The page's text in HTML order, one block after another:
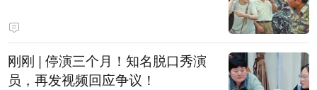
刚刚 | 停演三个月！知名脱口秀演
员，再发视频回应争议！